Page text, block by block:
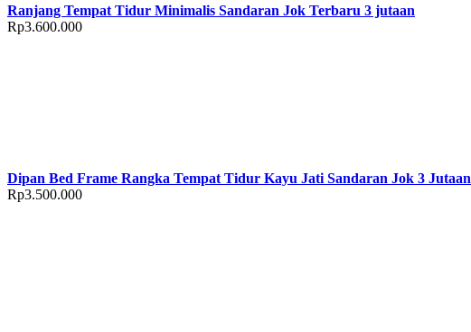
Ranjang Tempat Tidur Minimalis Sandaran Jok Terbaru 3 jutaan
Rp3.600.000
Dipan Bed Frame Rangka Tempat Tidur Kayu Jati Sandaran Jok 3 Jutaan
Rp3.500.000